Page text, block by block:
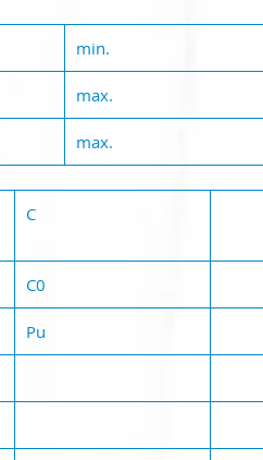
min.
max.
max.
C
C0
Pu